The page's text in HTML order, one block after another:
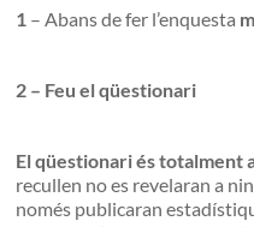
1 – Abans de fer l’enquesta
2 – Feu el qüestionari
El qüestionari és totalment
recullen no es revelaran a
només publicaran